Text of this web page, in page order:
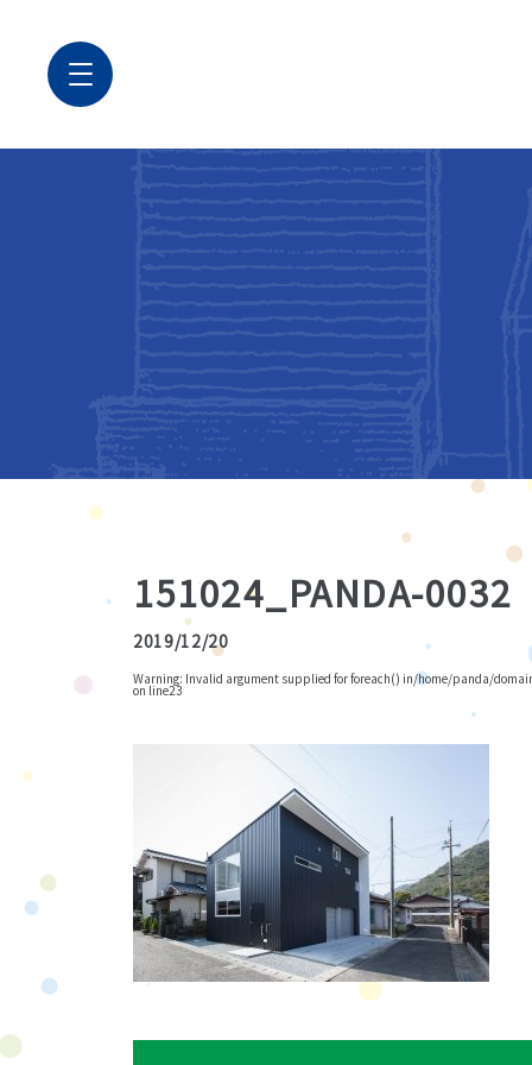
151024_PANDA-0032
2019/12/20
Warning: Invalid argument supplied for foreach() in/home/panda/
on line23